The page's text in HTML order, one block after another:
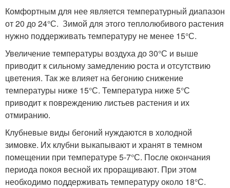
Комфортным для нее является температурный диапазон
от 20 до 24°С. Зимой для этого теплолюбивого растения
нужно поддерживать температуру не менее 15°С.
Увеличение температуры воздуха до 30°С и выше
приводит к сильному замедлению роста и отсутствию
цветения. Так же влияет на бегонию снижение
температуры ниже 15°С. Температура ниже 5°С
приводит к повреждению листьев растения и их
отмиранию.
Клубневые виды бегоний нуждаются в холодной
зимовке. Их клубни выкапывают и хранят в темном
помещении при температуре 5-7°С. После окончания
периода покоя весной их проращивают. При этом
необходимо поддерживать температуру около 18°С.